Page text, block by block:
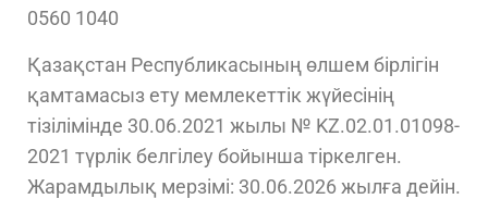
0560 1040
Қазақстан Республикасының өлшем бірлігін
қамтамасыз ету мемлекеттік жүйесінің
тізілімінде 30.06.2021 жылы № KZ.02.01.01098-
2021 түрлік белгілеу бойынша тіркелген.
Жарамдылық мерзімі: 30.06.2026 жылға дейін.